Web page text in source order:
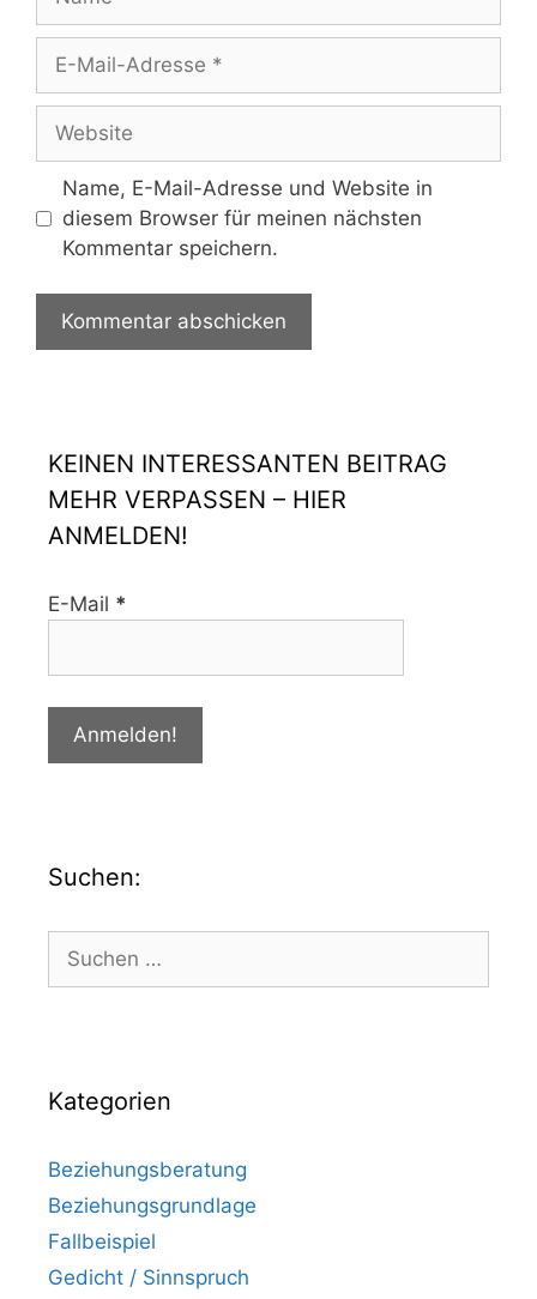
Name, E-Mail-Adresse und Website in
diesem Browser für meinen nächsten
Kommentar speichern.
KEINEN INTERESSANTEN BEITRAG
MEHR VERPASSEN – HIER
ANMELDEN!
E-Mail *
Suchen:
Kategorien
Beziehungsberatung
Beziehungsgrundlage
Fallbeispiel
Gedicht / Sinnspruch